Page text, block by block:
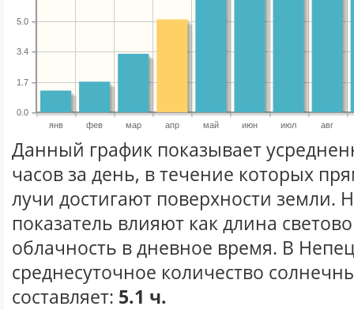
янв фев мар апр май июн июл авг
0.0
1.7
3.4
5.0
Данный график показывает
часов за день, в течение которых
лучи достигают поверхности земли.
показатель влияют как длина
облачность в дневное время. В
среднесуточное количество
составляет: 5.1 ч.